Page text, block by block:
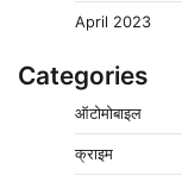
April 2023
Categories
ऑटोमोबाइल
क्राइम